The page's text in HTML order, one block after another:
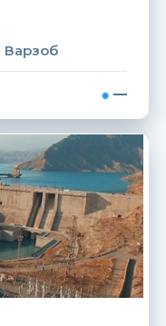
Варзоб
—